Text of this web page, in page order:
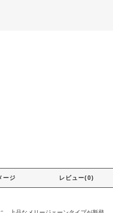
ージ レビュー(0)